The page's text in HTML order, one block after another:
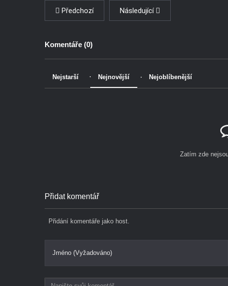
Předchozí Následující
Komentáře (0)
Nejstarší Nejnovější Nejoblíbenější
Zatím zde
Přidat komentář
Přidání komentáře jako host.
Jméno (Vyžadováno)